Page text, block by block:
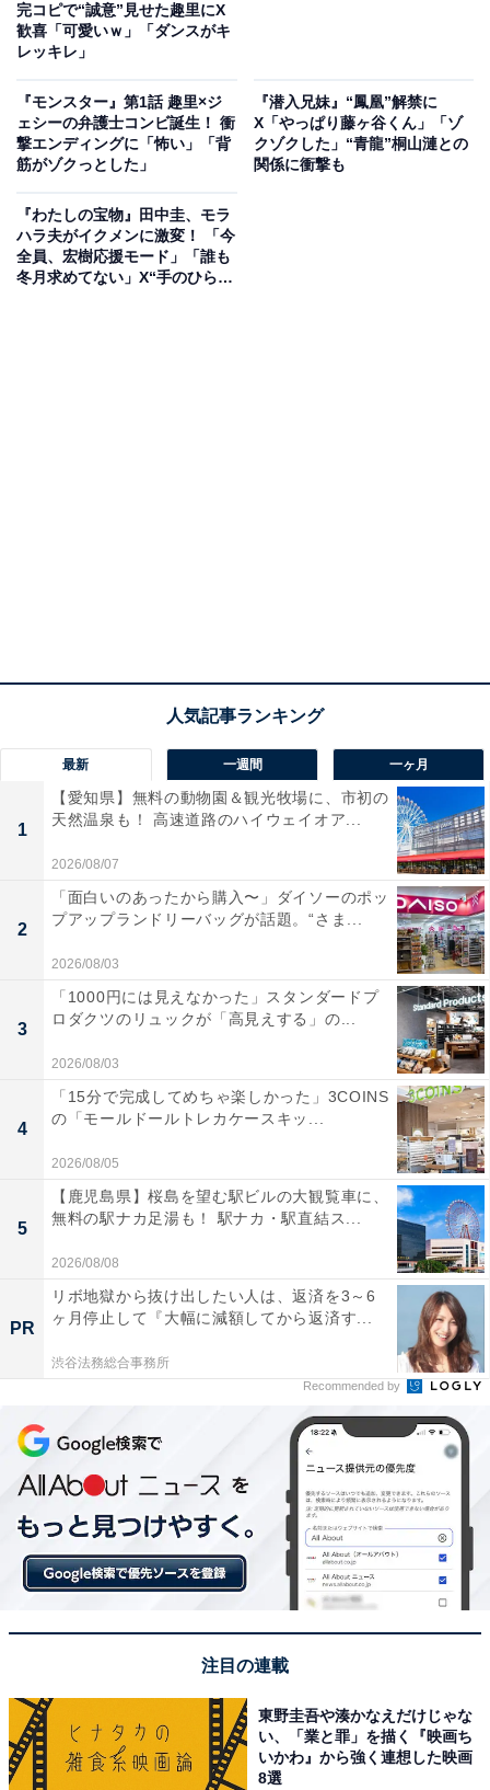
完コピで“誠意”見せた趣里にX
歓喜「可愛いｗ」「ダンスがキ
レッキレ」
『モンスター』第1話 趣里×ジ
ェシーの弁護士コンビ誕生！ 衝
撃エンディングに「怖い」「背
筋がゾクっとした」
『潜入兄妹』“鳳凰”解禁に
X「やっぱり藤ヶ谷くん」「ゾ
クゾクした」“青龍”桐山漣との
関係に衝撃も
『わたしの宝物』田中圭、モラ
ハラ夫がイクメンに激変！ 「今
全員、宏樹応援モード」「誰も
冬月求めてない」X“手のひら返
最新 一週間 一ヶ月
1
【愛知県】無料の動物園＆観光牧場に、市初の
天然温泉も！ 高速道路のハイウェイオア...
2026/08/07
2
「面白いのあったから購入〜」ダイソーのポッ
プアップランドリーバッグが話題。“さま...
2026/08/03
3
「1000円には見えなかった」スタンダードプ
ロダクツのリュックが「高見えする」の...
2026/08/03
4
「15分で完成してめちゃ楽しかった」3COINS
の「モールドールトレカケースキッ...
2026/08/05
5
【鹿児島県】桜島を望む駅ビルの大観覧車に、
無料の駅ナカ足湯も！ 駅ナカ・駅直結ス...
2026/08/08
PR
リボ地獄から抜け出したい人は、返済を3～6
ヶ月停止して『大幅に減額してから返済す...
渋谷法務総合事務所
Recommended by
注目の連載
東野圭吾や湊かなえだけじゃな
い、「業と罪」を描く『映画ち
いかわ』から強く連想した映画
8選